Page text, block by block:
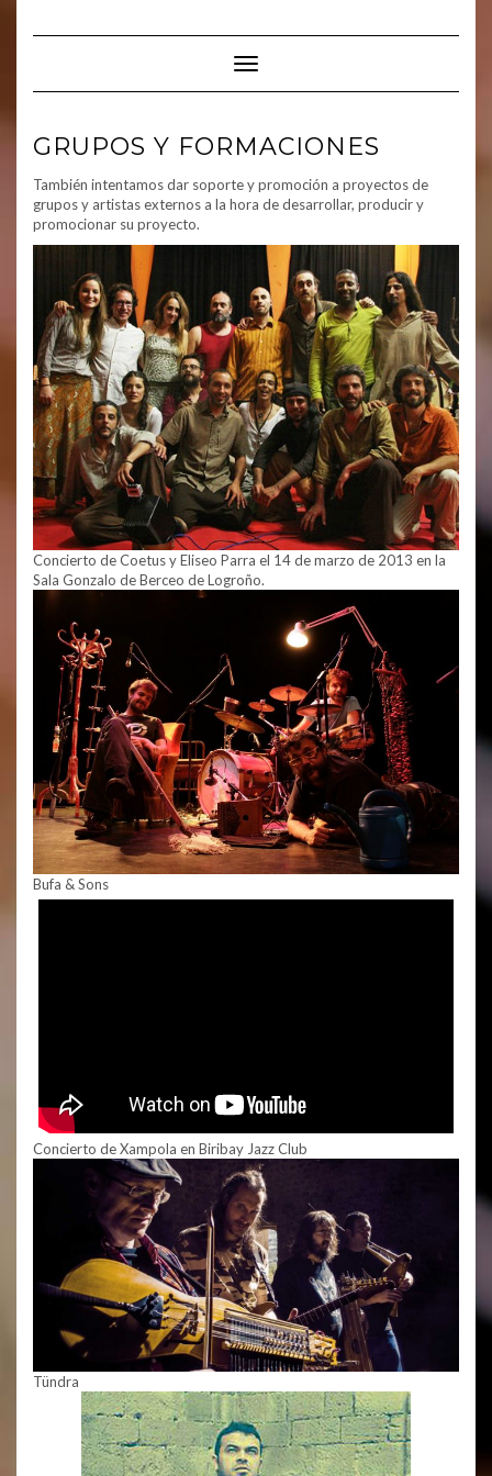
Cambiar modo de navegación
GRUPOS Y FORMACIONES
También intentamos dar soporte y promoción a proyectos de
grupos y artistas externos a la hora de desarrollar, producir y
promocionar su proyecto.
Concierto de Coetus y Eliseo Parra el 14 de marzo de 2013 en la
Sala Gonzalo de Berceo de Logroño.
Bufa & Sons
Concierto de Xampola en Biribay Jazz Club
Tündra